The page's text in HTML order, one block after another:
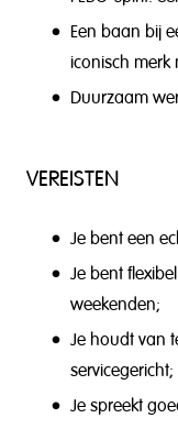
Een baan bij
iconisch merk
Duurzaam
VEREISTEN
Je bent een
Je bent
weekenden;
Je houdt van
servicegericht;
Je spreekt